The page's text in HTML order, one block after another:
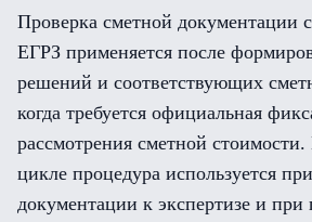
Проверка сметной документации
ЕГРЗ применяется после
решений и соответствующих
когда требуется официальная
рассмотрения сметной
цикле процедура используется
документации к экспертизе и при